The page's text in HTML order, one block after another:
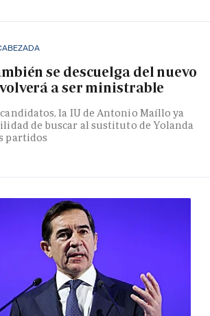
se descuelga del nuevo
a ser ministrable
la IU de Antonio Maíllo ya
de buscar al sustituto de Yolanda
partidos